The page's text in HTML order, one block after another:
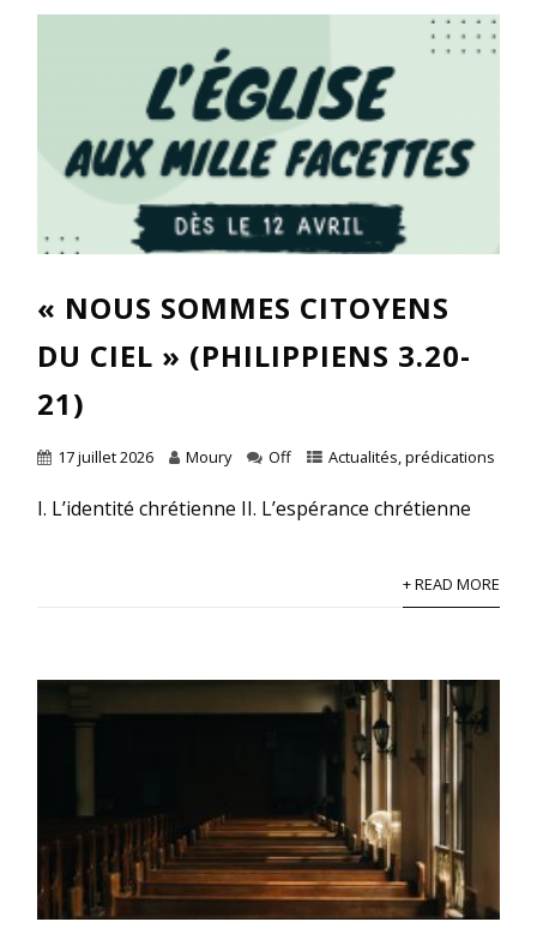
« NOUS SOMMES CITOYENS
DU CIEL » (PHILIPPIENS 3.20-
21)
17 juillet 2026 Moury Off Actualités,prédications
I. L’identité chrétienne II. L’espérance chrétienne
+ READ MORE